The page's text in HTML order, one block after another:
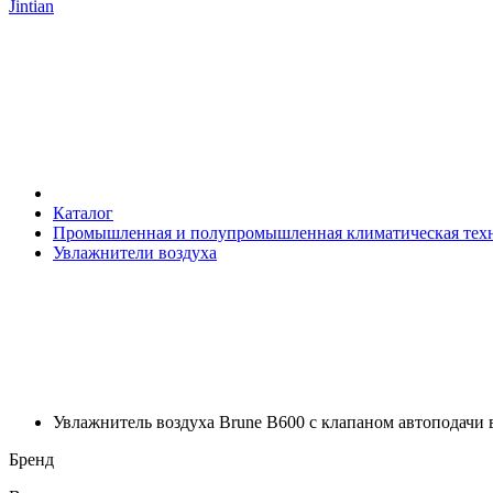
Jintian
Каталог
Промышленная и полупромышленная климатическая
Увлажнители воздуха
Увлажнитель воздуха Brune B600 с клапаном автоподачи
Бренд